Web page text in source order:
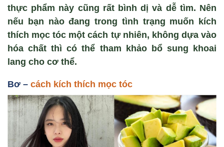
thực phẩm này cũng rất bình dị và dễ tìm. Nên
nếu bạn nào đang trong tình trạng muốn kích
thích mọc tóc một cách tự nhiên, không dựa vào
hóa chất thì có thể tham khảo bổ sung khoai
lang cho cơ thể.
Bơ – cách kích thích mọc tóc